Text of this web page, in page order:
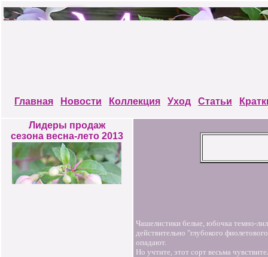
Главная Новости Коллекция Уход Статьи
Лидеры продаж
сезона весна-лето 2013
Чашелистики белые, юбочка темно-
действительно "глубокого
опадают.
Но учтите, этот сорт весьма